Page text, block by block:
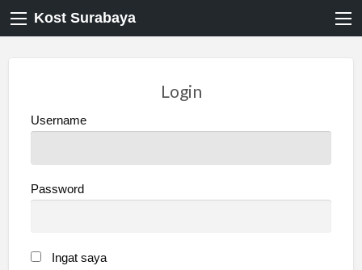
Kost Surabaya
Login
Username
Password
Ingat saya